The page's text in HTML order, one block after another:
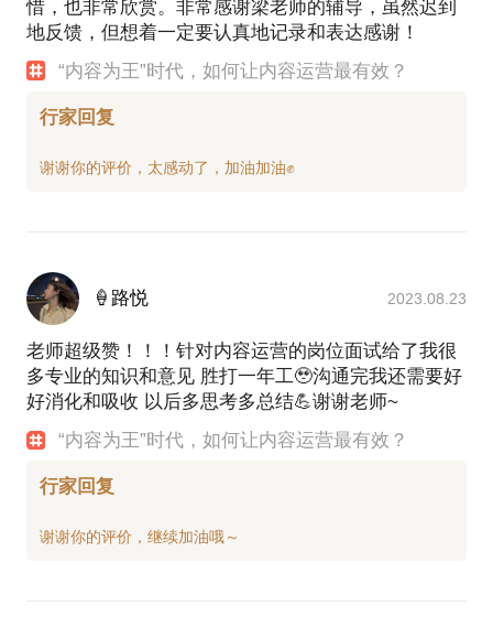
惜，也非常欣赏。非常感谢梁老师的辅导，虽然迟到
地反馈，但想着一定要认真地记录和表达感谢！
“内容为王”时代，如何让内容运营最有效？
行家回复
🍦路悦 2023.08.23
老师超级赞！！！针对内容运营的岗位面试给了我很
多专业的知识和意见 胜打一年工🥹沟通完我还需要好
好消化和吸收 以后多思考多总结💪谢谢老师~
“内容为王”时代，如何让内容运营最有效？
行家回复